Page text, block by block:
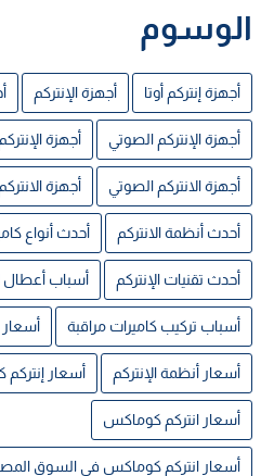
الوسوم
أجهزة إنتركم أوتا أجهزة الإنتركم
أجهزة الإنتركم الصوتي أجهزة
أجهزة الانتركم الصوتي أجهزة
أحدث أنظمة الانتركم أحدث أنواع
أحدث تقنيات الإنتركم أسباب أعطال
أسباب تركيب كاميرات مراقبة أسعار
أسعار أنظمة الإنتركم أسعار
أسعار انتركم كوماكس
أسعار انتركم كوماكس في السوق